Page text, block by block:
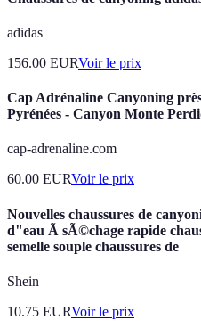
adidas
156.00 EURVoir le prix
Cap Adrénaline Canyoning
Pyrénées - Canyon Monte
cap-adrenaline.com
60.00 EURVoir le prix
Nouvelles chaussures de
d"eau Ã sÃ©chage rapide
semelle souple chaussures de
Shein
10.75 EURVoir le prix